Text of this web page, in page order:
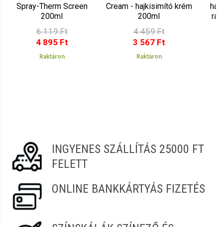
Terézia 2021.09.04. 22:01
Spray-Therm Screen
200ml
6 119 Ft
4 895 Ft
Raktáron
Cream - hajkisimító krém
200ml
4 459 Ft
3 567 Ft
Raktáron
INGYENES SZÁLLÍTÁS 25000 FT
FELETT
ONLINE BANKKÁRTYÁS FIZETÉS